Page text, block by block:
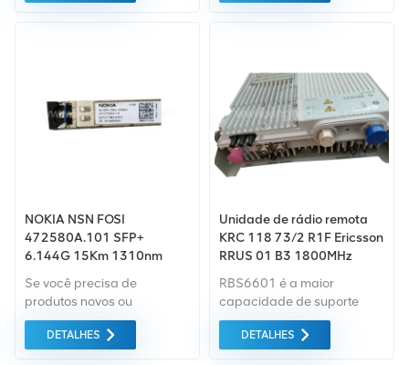
outras necessidades,
apenas equipamentos de
fornecido ao melhor preço
possível.
NOKIA NSN FOSI
472580A.101 SFP+
6.144G 15Km 1310nm
Se você precisa de
produtos novos ou
renovados, leva em
consideração garantia
DETALHES
Unidade de rádio remota
KRC 118 73/2 R1F Ericsson
RRUS 01 B3 1800MHz
RBS6601 é a maior
capacidade de suporte
24TRX, suportará 48TRX,
através a sincronização TG,
DETALHES